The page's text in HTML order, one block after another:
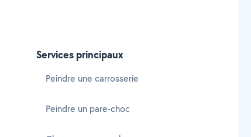
Services principaux
Peindre une carrosserie
Peindre un pare-choc